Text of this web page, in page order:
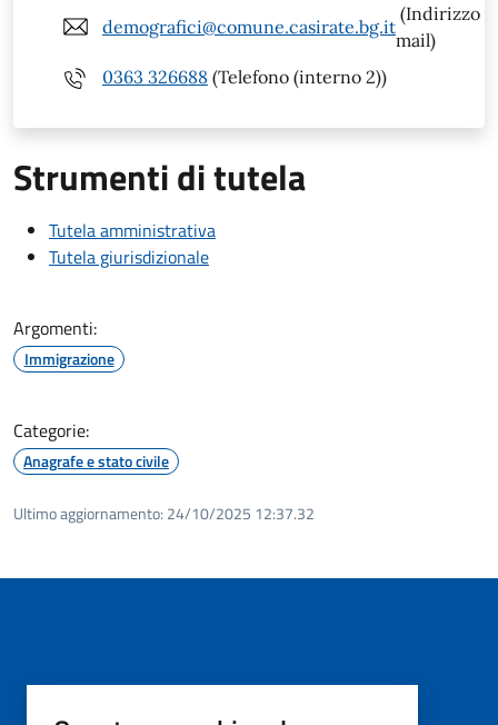
demografici@comune.casirate.bg.it
(Indirizzo
mail)
0363 326688 (Telefono (interno 2))
Strumenti di tutela
Tutela amministrativa
Tutela giurisdizionale
Argomenti:
Immigrazione
Categorie:
Anagrafe e stato civile
Ultimo aggiornamento: 24/10/2025 12:37.32